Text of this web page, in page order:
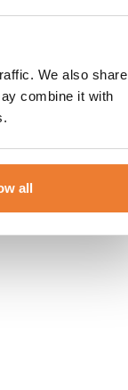
We also share
combine it with
all